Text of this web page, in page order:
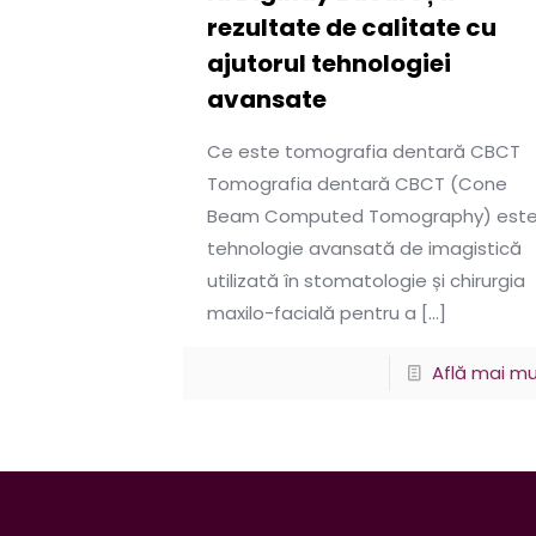
rezultate de calitate cu
ajutorul tehnologiei
avansate
Ce este tomografia dentară CBCT
Tomografia dentară CBCT (Cone
Beam Computed Tomography)
tehnologie avansată de imagistică
utilizată în stomatologie și chirurgia
maxilo-facială pentru a […]
Află mai